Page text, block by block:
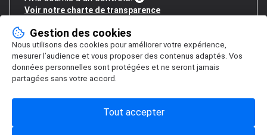
Voir notre charte de transparence
Gestion des cookies
Nous utilisons des cookies pour améliorer votre expérience,
mesurer l’audience et vous proposer des contenus adaptés. Vos
données personnelles sont protégées et ne seront jamais
partagées sans votre accord.
Tout accepter